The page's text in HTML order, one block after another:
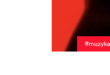
#muzyka